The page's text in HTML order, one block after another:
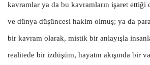
kavramlar ya da bu kavramların işaret ettiği
ve dünya düşüncesi hakim olmuş; ya da
bir kavram olarak, mistik bir anlayışla
realitede bir izdüşüm, hayatın akışında bir